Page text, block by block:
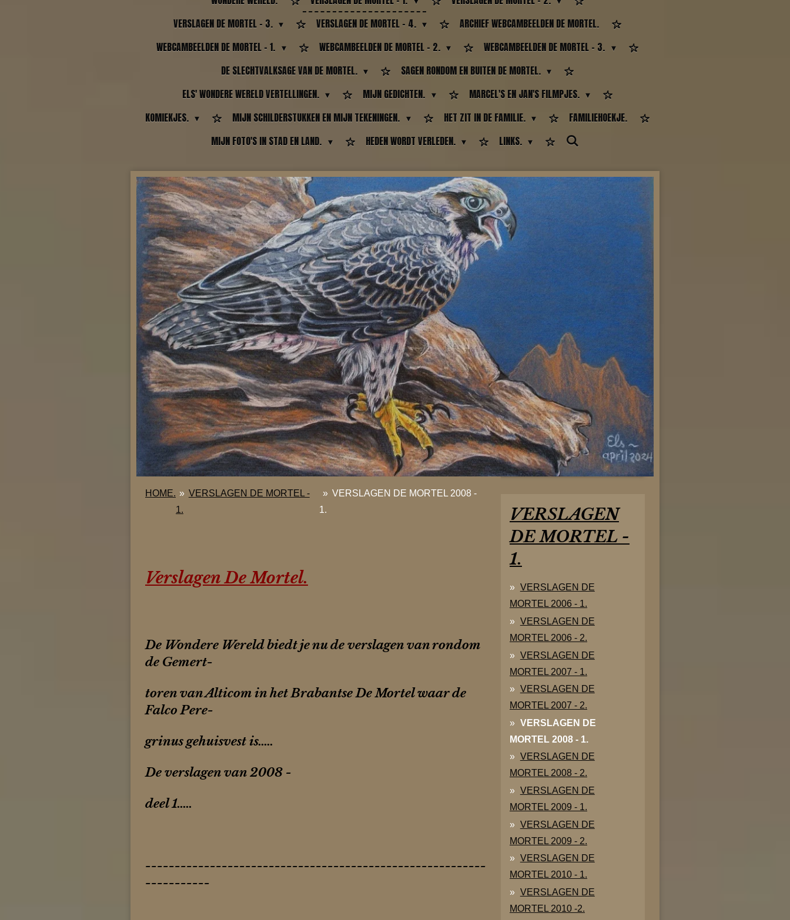
VERSLAGEN DE MORTEL - 3.
VERSLAGEN DE MORTEL - 4.
ARCHIEF WEBCAMBEELDEN DE MORTEL.
WEBCAMBEELDEN DE MORTEL - 1.
WEBCAMBEELDEN DE MORTEL - 2.
WEBCAMBEELDEN DE MORTEL - 3.
DE SLECHTVALKSAGE VAN DE MORTEL.
SAGEN RONDOM EN BUITEN DE MORTEL.
ELS' WONDERE WERELD VERTELLINGEN.
MIJN GEDICHTEN.
MARCEL'S EN JAN'S FILMPJES.
KOMIEKJES.
MIJN SCHILDERSTUKKEN EN MIJN TEKENINGEN. HET ZIT IN DE FAMILIE.
FAMILIEHOEKJE.
MIJN FOTO'S IN STAD EN LAND.
HEDEN WORDT VERLEDEN. LINKS.
HOME. » VERSLAGEN DE MORTEL -
1.
» VERSLAGEN DE MORTEL 2008 -
1.
Verslagen De Mortel.
De Wondere Wereld biedt je nu de verslagen van rondom
de Gemert-
toren van Alticom in het Brabantse De Mortel waar de
Falco Pere-
grinus gehuisvest is.....
De verslagen van 2008 -
deel 1.....
----------------------------------------------------------
-----------
VERSLAGEN
DE MORTEL -
1.
VERSLAGEN DE
MORTEL 2006 - 1.
VERSLAGEN DE
MORTEL 2006 - 2.
VERSLAGEN DE
MORTEL 2007 - 1.
VERSLAGEN DE
MORTEL 2007 - 2.
VERSLAGEN DE
MORTEL 2008 - 1.
VERSLAGEN DE
MORTEL 2008 - 2.
VERSLAGEN DE
MORTEL 2009 - 1.
VERSLAGEN DE
MORTEL 2009 - 2.
VERSLAGEN DE
MORTEL 2010 - 1.
VERSLAGEN DE
MORTEL 2010 -2.